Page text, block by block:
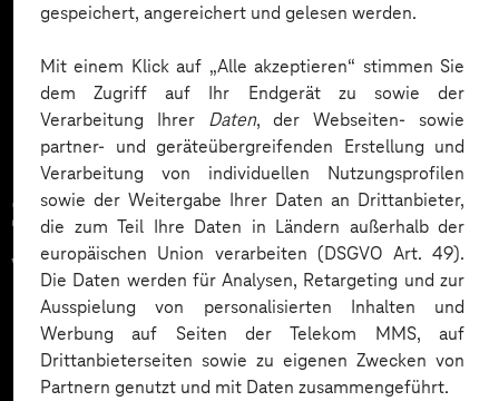
gespeichert, angereichert und gelesen werden.
Mit einem Klick auf „Alle akzeptieren“ stimmen Sie
dem Zugriff auf Ihr Endgerät zu sowie der
Verarbeitung Ihrer Daten, der Webseiten- sowie
partner- und geräteübergreifenden Erstellung und
Verarbeitung von individuellen Nutzungsprofilen
sowie der Weitergabe Ihrer Daten an Drittanbieter,
die zum Teil Ihre Daten in Ländern außerhalb der
europäischen Union verarbeiten (DSGVO Art. 49).
Die Daten werden für Analysen, Retargeting und zur
Ausspielung von personalisierten Inhalten und
Werbung auf Seiten der Telekom MMS, auf
Drittanbieterseiten sowie zu eigenen Zwecken von
Partnern genutzt und mit Daten zusammengeführt.
Mehr laden
Zahlreiche Unternehmen
vertrauen auf unsere
Expertise. Hier eine Auswahl: